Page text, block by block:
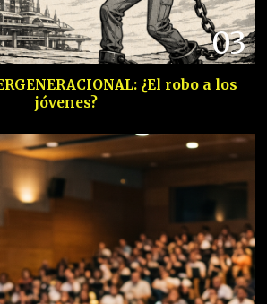
03
¿El robo a los
jóvenes?